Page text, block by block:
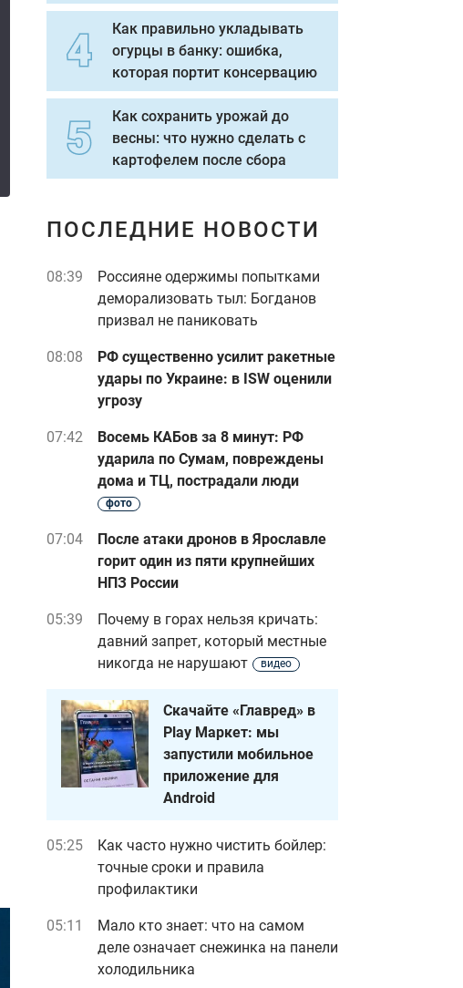
Как правильно укладывать
огурцы в банку: ошибка,
которая портит консервацию
Как сохранить урожай до
весны: что нужно сделать с
картофелем после сбора
ПОСЛЕДНИЕ НОВОСТИ
08:39
Россияне одержимы попытками
деморализовать тыл: Богданов
призвал не паниковать
08:08
РФ существенно усилит ракетные
удары по Украине: в ISW оценили
угрозу
07:42
Восемь КАБов за 8 минут: РФ
ударила по Сумам, повреждены
дома и ТЦ, пострадали люди
фото
07:04
После атаки дронов в Ярославле
горит один из пяти крупнейших
НПЗ России
05:39
Почему в горах нельзя кричать:
давний запрет, который местные
никогда не нарушают
видео
Скачайте «Главред» в
Play Маркет: мы
запустили мобильное
приложение для
Android
05:25
Как часто нужно чистить бойлер:
точные сроки и правила
профилактики
05:11
Мало кто знает: что на самом
деле означает снежинка на панели
холодильника